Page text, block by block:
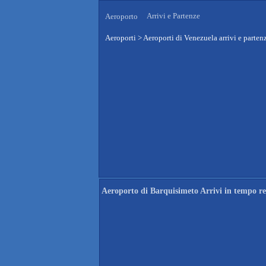
Aeroporto Arrivi e Partenze
Aeroporti >Aeroporti di Venezuela arrivi e
Aeroporto di Barquisimeto Arrivi in tempo